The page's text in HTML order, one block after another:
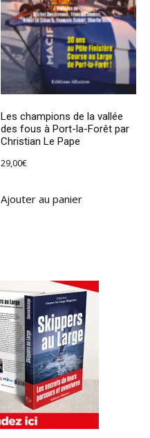
Les champions de la vallée
des fous à Port-la-Forêt par
Christian Le Pape
29,00€
Ajouter au panier